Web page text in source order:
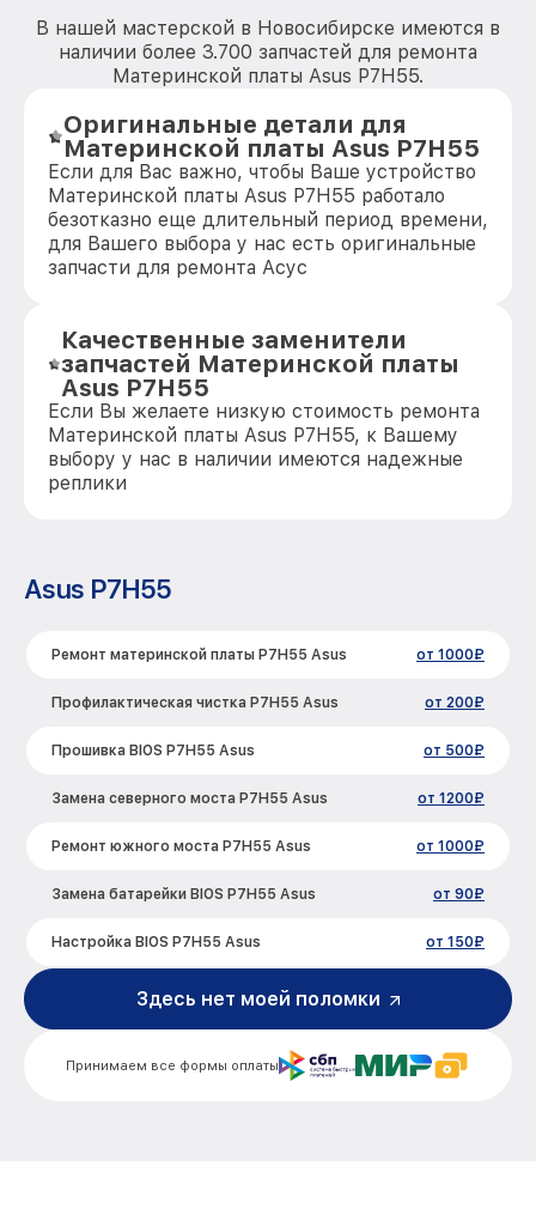
В нашей мастерской в Новосибирске имеются в
наличии более 3.700 запчастей для ремонта
Материнской платы Asus P7H55.
Оригинальные детали для
Материнской платы Asus P7H55
Если для Вас важно, чтобы Ваше устройство
Материнской платы Asus P7H55 работало
безотказно еще длительный период времени,
для Вашего выбора у нас есть оригинальные
запчасти для ремонта Асус
Качественные заменители
запчастей Материнской платы
Asus P7H55
Если Вы желаете низкую стоимость ремонта
Материнской платы Asus P7H55, к Вашему
выбору у нас в наличии имеются надежные
реплики
Asus P7H55
Ремонт материнской платы P7H55 Asus от 1000₽
Профилактическая чистка P7H55 Asus от 200₽
Прошивка BIOS P7H55 Asus от 500₽
Замена северного моста P7H55 Asus от 1200₽
Ремонт южного моста P7H55 Asus от 1000₽
Замена батарейки BIOS P7H55 Asus от 90₽
Настройка BIOS P7H55 Asus от 150₽
Принимаем все формы оплаты
Здесь нет моей поломки